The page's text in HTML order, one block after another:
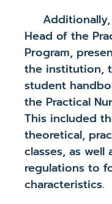
Additionally,
Head of the
Program,
the institution,
student
the Practical
This included
theoretical,
classes, as well
regulations to
characteristics.